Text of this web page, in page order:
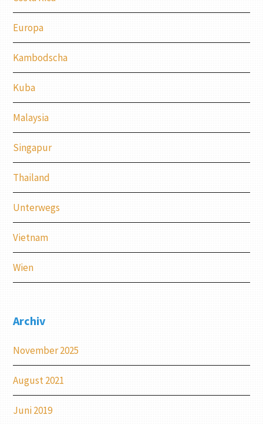
Europa
Kambodscha
Kuba
Malaysia
Singapur
Thailand
Unterwegs
Vietnam
Wien
Archiv
November 2025
August 2021
Juni 2019